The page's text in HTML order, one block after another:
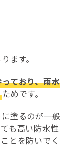
ます。
ており、雨水
ためです。
塗るのが一般
も高い防水性
とを防いでく